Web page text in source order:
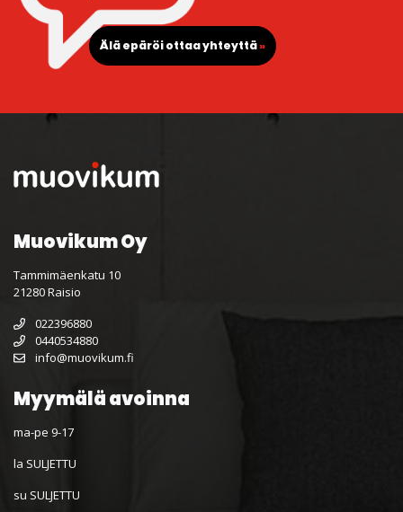
Älä epäröi ottaa yhteyttä»
Muovikum Oy
Tammimäenkatu 10
21280 Raisio
022396880
0440534880
info@muovikum.fi
Myymälä avoinna
ma-pe 9-17
la SULJETTU
su SULJETTU